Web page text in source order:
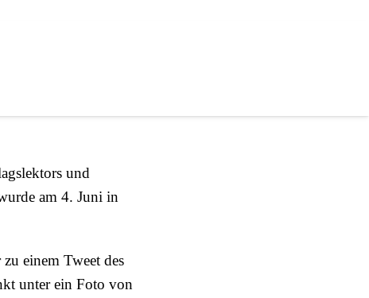
und
am 4. Juni in
einem Tweet des
unter ein Foto von